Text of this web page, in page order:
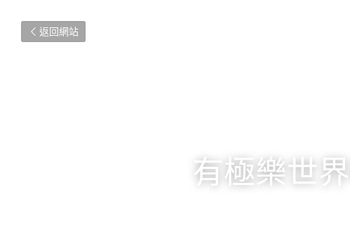
返回網站
有極樂世